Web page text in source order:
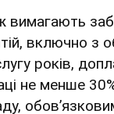
вимагають
включно з
років,
не менше